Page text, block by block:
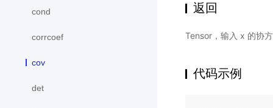
cond
corrcoef
cov
det
返回
Tensor，输入 x 的协
代码示例